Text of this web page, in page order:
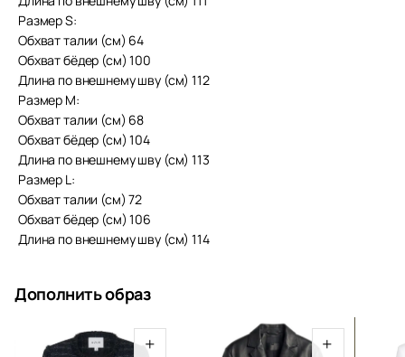
Размер S:
Обхват талии (см) 64
Обхват бёдер (см) 100
Длина по внешнему шву (см) 112
Размер М:
Обхват талии (см) 68
Обхват бёдер (см) 104
Длина по внешнему шву (см) 113
Размер L:
Обхват талии (см) 72
Обхват бёдер (см) 106
Длина по внешнему шву (см) 114
Дополнить образ
+ +